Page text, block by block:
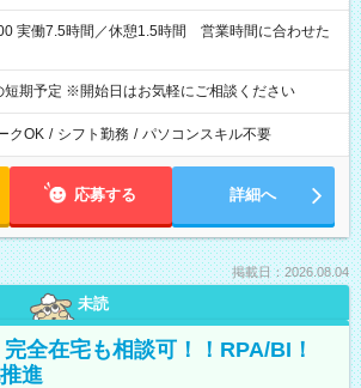
わせた
短期予定 ※開始日はお気軽にご相談ください
クOK / シフト勤務 / パソコンスキル不要
応募する 詳細へ
掲載日：2026.08.04
未読
全在宅も相談可！！RPA/BI！
進